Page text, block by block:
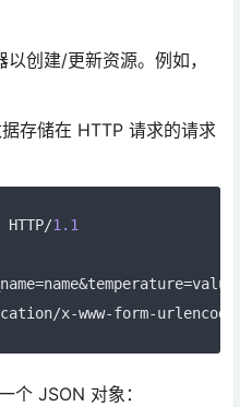
创建/更新资源。例如，
存储在 HTTP 请求的请求
/1.1
=name&temperature=
/x-www-form-
个 JSON 对象：